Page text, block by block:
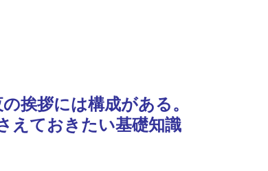
挨拶には構成がある。
えておきたい基礎知識